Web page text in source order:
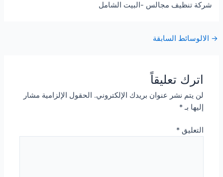
شركة تنظيف مجالس -البيت الشامل
Post
→ الالوسائط السابقة
اترك تعليقاً
لن يتم نشر عنوان بريدك الإلكتروني. الحقول الإلزامية مشار
إليها بـ*
التعليق*